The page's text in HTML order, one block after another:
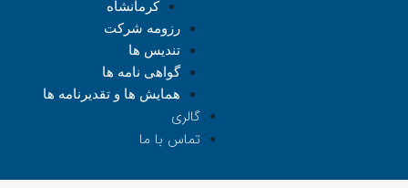
کرمانشاه
رزومه شرکت
تندیس ها
گواهی نامه ها
همایش ها و تقدیرنامه ها
گالری
تماس با ما